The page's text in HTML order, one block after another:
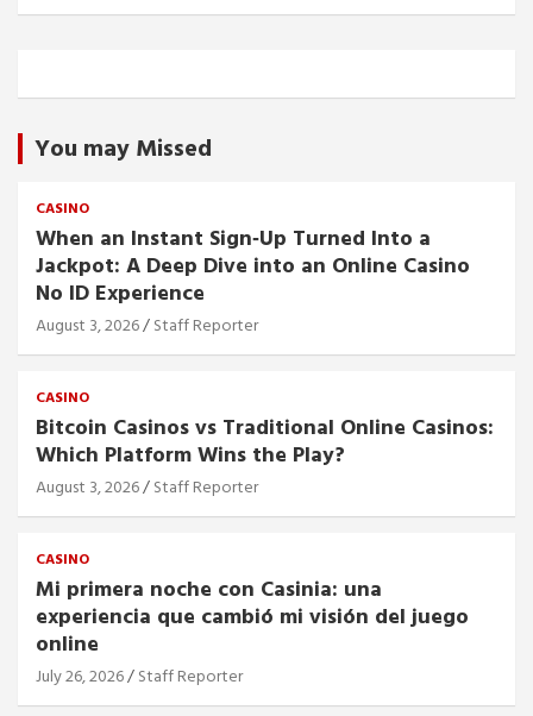
You may Missed
CASINO
When an Instant Sign‑Up Turned Into a
Jackpot: A Deep Dive into an Online Casino
No ID Experience
August 3, 2026 Staff Reporter
CASINO
Bitcoin Casinos vs Traditional Online Casinos:
Which Platform Wins the Play?
August 3, 2026 Staff Reporter
CASINO
Mi primera noche con Casinia: una
experiencia que cambió mi visión del juego
online
July 26, 2026 Staff Reporter